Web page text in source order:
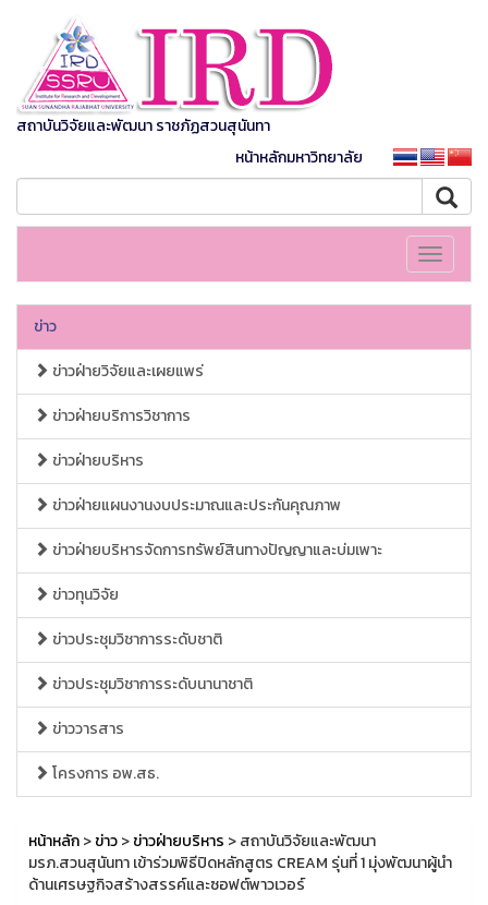
สถาบันวิจัยและพัฒนา ราชภัฏสวนสุนันทา
หน้าหลักมหาวิทยาลัย
Toggle
ข่าว
ข่าวฝ่ายวิจัยและเผยแพร่
ข่าวฝ่ายบริการวิชาการ
ข่าวฝ่ายบริหาร
ข่าวฝ่ายแผนงานงบประมาณและประกันคุณภาพ
ข่าวฝ่ายบริหารจัดการทรัพย์สินทางปัญญาและบ่มเพาะ
ข่าวทุนวิจัย
ข่าวประชุมวิชาการระดับชาติ
ข่าวประชุมวิชาการระดับนานาชาติ
ข่าววารสาร
โครงการ อพ.สธ.
หน้าหลัก>ข่าว>ข่าวฝ่ายบริหาร > สถาบันวิจัยและพัฒนา
มรภ.สวนสุนันทา เข้าร่วมพิธีปิดหลักสูตร CREAM รุ่นที่ 1 มุ่งพัฒนาผู้นำ
ด้านเศรษฐกิจสร้างสรรค์และซอฟต์พาวเวอร์